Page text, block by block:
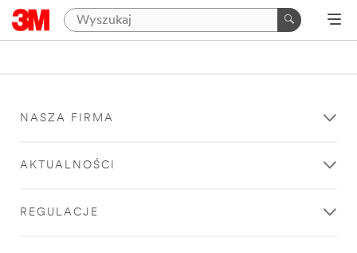
NASZA FIRMA
AKTUALNOŚCI
REGULACJE